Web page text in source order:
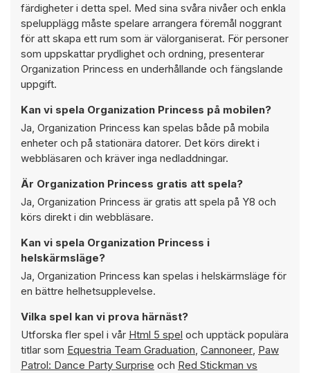
färdigheter i detta spel. Med sina svåra nivåer och enkla
spelupplägg måste spelare arrangera föremål noggrant
för att skapa ett rum som är välorganiserat. För personer
som uppskattar prydlighet och ordning, presenterar
Organization Princess en underhållande och fängslande
uppgift.
Kan vi spela Organization Princess på mobilen?
Ja, Organization Princess kan spelas både på mobila
enheter och på stationära datorer. Det körs direkt i
webbläsaren och kräver inga nedladdningar.
Är Organization Princess gratis att spela?
Ja, Organization Princess är gratis att spela på Y8 och
körs direkt i din webbläsare.
Kan vi spela Organization Princess i
helskärmsläge?
Ja, Organization Princess kan spelas i helskärmsläge för
en bättre helhetsupplevelse.
Vilka spel kan vi prova härnäst?
Utforska fler spel i vår Html 5 spel och upptäck populära
titlar som Equestria Team Graduation, Cannoneer, Paw
Patrol: Dance Party Surprise och Red Stickman vs